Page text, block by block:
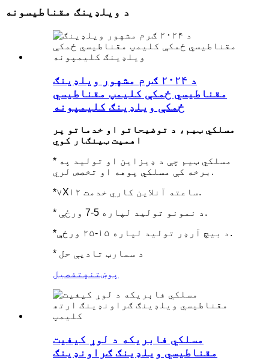
د ویلډینګ مقناطیسونه
د ۲۰۲۴ ګرم مشهور ویلډینګ
مقناطیسي ځمکې کلیمپ مقناطیسي
ځمکې ویلډینګ کلیمپونه
مسلکي ټیم، د توضیحاتو او خدماتو پر
اهمیت ټینګار کوي
* مسلکي ټیم چې د ډیزاین او تولید په
برخه کې مسلکي پوهه او تخصص لري.
*۷X۱۲ ساعته آنلاین کاري خدمت.
* د نمونو تولید لپاره 5-7 ورځې.
*د بیچ آرډر تولید لپاره ۱۵-۲۵ ورځې.
* د سمارټ تادیې حل
پوښتنه تفصیل
مسلکي فابریکه د لوړ کیفیت
مقناطیسي ویلډینګ ګراونډینګ